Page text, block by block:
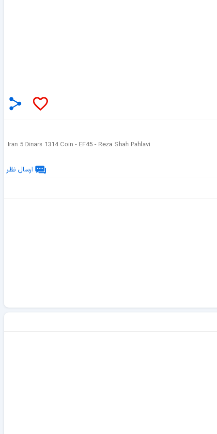
Iran 5 Dinars 1314 Coin - EF45 - Reza Shah Pahlavi
ارسال نظر